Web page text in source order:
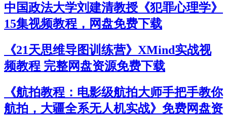
中国政法大学刘建清教授《犯罪心理学》
15集视频教程，网盘免费下载
《21天思维导图训练营》XMind实战视
频教程 完整网盘资源免费下载
《航拍教程：电影级航拍大师手把手教你
航拍，大疆全系无人机实战》免费网盘资